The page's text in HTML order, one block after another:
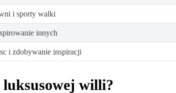
i sporty walki
innych
i zdobywanie inspiracji
luksusowej willi?